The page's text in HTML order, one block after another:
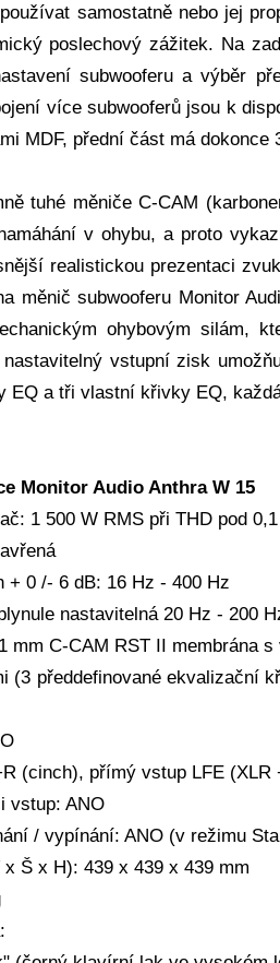
samostatně nebo jej
poslechový zážitek. Na
subwooferu a výběr
více subwooferů jsou k
MDF, přední část má dokonce
tuhé měniče C-CAM
v ohybu, a proto
realistickou prezentaci
měnič subwooferu Monitor
ohybovým silám,
vstupní zisk
EQ a tři vlastní křivky EQ,
Monitor Audio Anthra W 15
1 500 W RMS při THD pod
+ 0 /- 6 dB: 16 Hz - 400 Hz
nastavitelná 20 Hz - 200
mm C-CAM RST II membrána
(3 předdefinované ekvalizační
(cinch), přímý vstup LFE (XLR
vstup: ANO
/ vypínání: ANO (v režimu
Š x H): 439 x 439 x 439 mm